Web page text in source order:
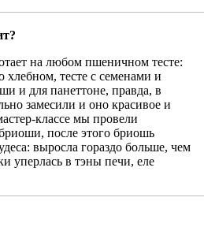
на любом пшеничном тесте:
хлебном, тесте с семенами и
и для панеттоне, правда, в
замесили и оно красивое и
классе мы провели
после этого бриошь
выросла гораздо больше, чем
уперлась в тэны печи, еле